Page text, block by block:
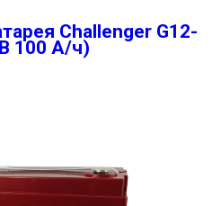
Challenger G12-
100 А/ч)